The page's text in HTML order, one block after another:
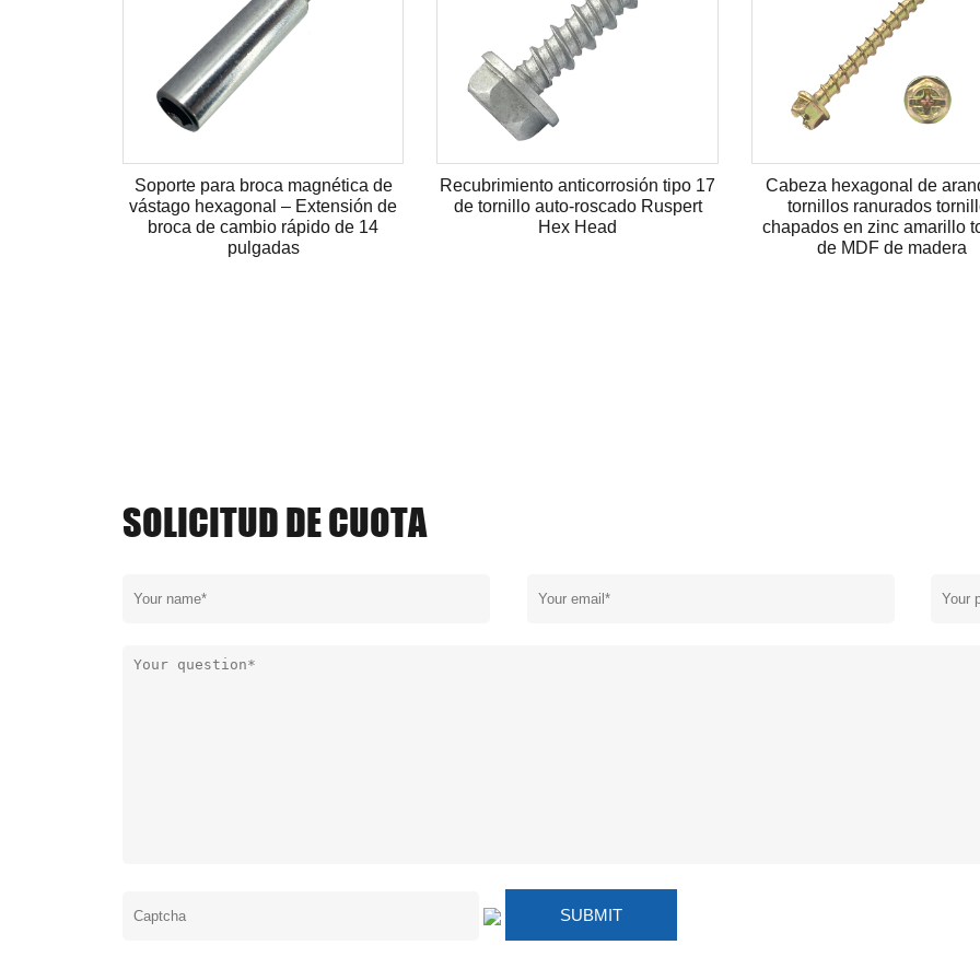
Cabeza hexagonal Ruspert Surface
SST 2000 horas tornillo de punto de
perforación automática
Venta al por mayor precio de fábrica
Máquina de acero al carbono
forjado en frío Metal T-tut para
Anclaje de pared de pladur,
de pared de nylon, fijación de pared
de yeso con gancho
SOLICITUD DE CUOTA